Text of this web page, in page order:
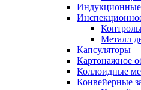
Металл
Капсуляторы
Картонажное
Коллоидные
Конвейерные